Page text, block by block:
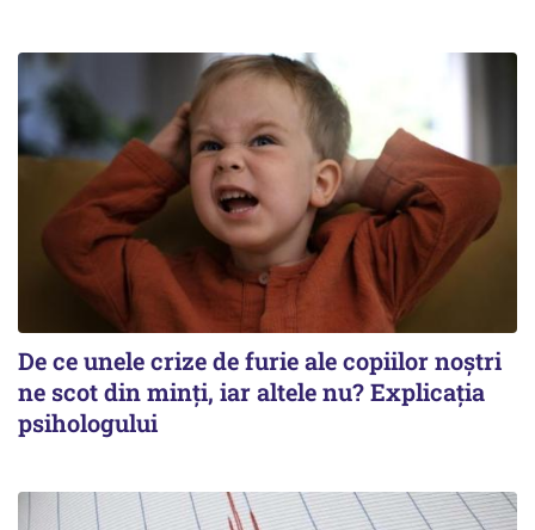
De ce unele crize de furie ale copiilor noștri
ne scot din minți, iar altele nu? Explicația
psihologului